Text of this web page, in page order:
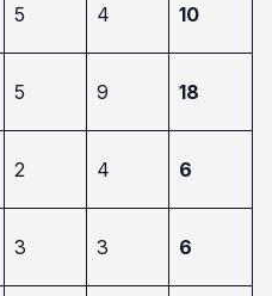
5 4 10
5 9 18
2 4 6
3 3 6